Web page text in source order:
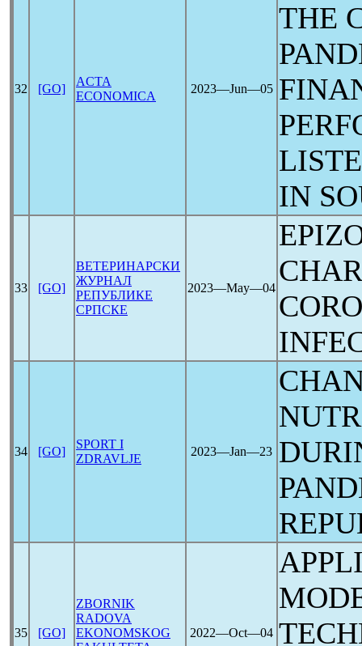
32 [GO]
ACTA
ECONOMICA
2023―Jun―05
THE
IN
33 [GO]
ВЕТЕРИНАРСКИ
ЖУРНАЛ
РЕПУБЛИКЕ
СРПСКЕ
2023―May―04
34 [GO]
SPORT I
ZDRAVLJE
2023―Jan―23
35 [GO]
ZBORNIK
RADOVA
EKONOMSKOG
2022―Oct―04